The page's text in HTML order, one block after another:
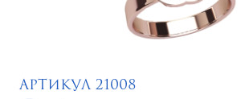
Артикул 21008